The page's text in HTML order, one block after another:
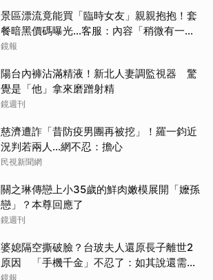
景區漂流竟能買「臨時女友」親親抱抱！套
餐暗黑價碼曝光…客服：內容「稍微有一點
尺度」
鏡報
陽台內褲沾滿精液！新北人妻調監視器 驚
覺是「他」拿來磨蹭射精
鏡週刊
慈濟遭詐「昔防疫男團再被挖」！羅一鈞近
況判若兩人…網不忍：擔心
民視新聞網
關之琳傳戀上小35歲的鮮肉嫩模展開「嬤孫
戀」？本尊回應了
鏡週刊
婆媳隔空撕破臉？台玻夫人還原長子離世2
原因 「手機千金」不忍了：如其說還需要
鏡報